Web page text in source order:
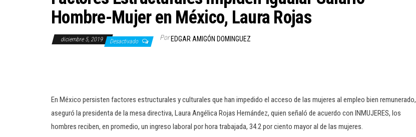
Hombre-Mujer en México, Laura Rojas
diciembre 5, 2019 Desactivado Por EDGAR AMIGÓN DOMINGUEZ
En México persisten factores estructurales y culturales que han impedido el acceso de las mujeres al empleo bien remunerado,
aseguró la presidenta de la mesa directiva, Laura Angélica Rojas Hernández, quien señaló de acuerdo con INMUJERES, los
hombres reciben, en promedio, un ingreso laboral por hora trabajada, 34.2 por ciento mayor al de las mujeres.